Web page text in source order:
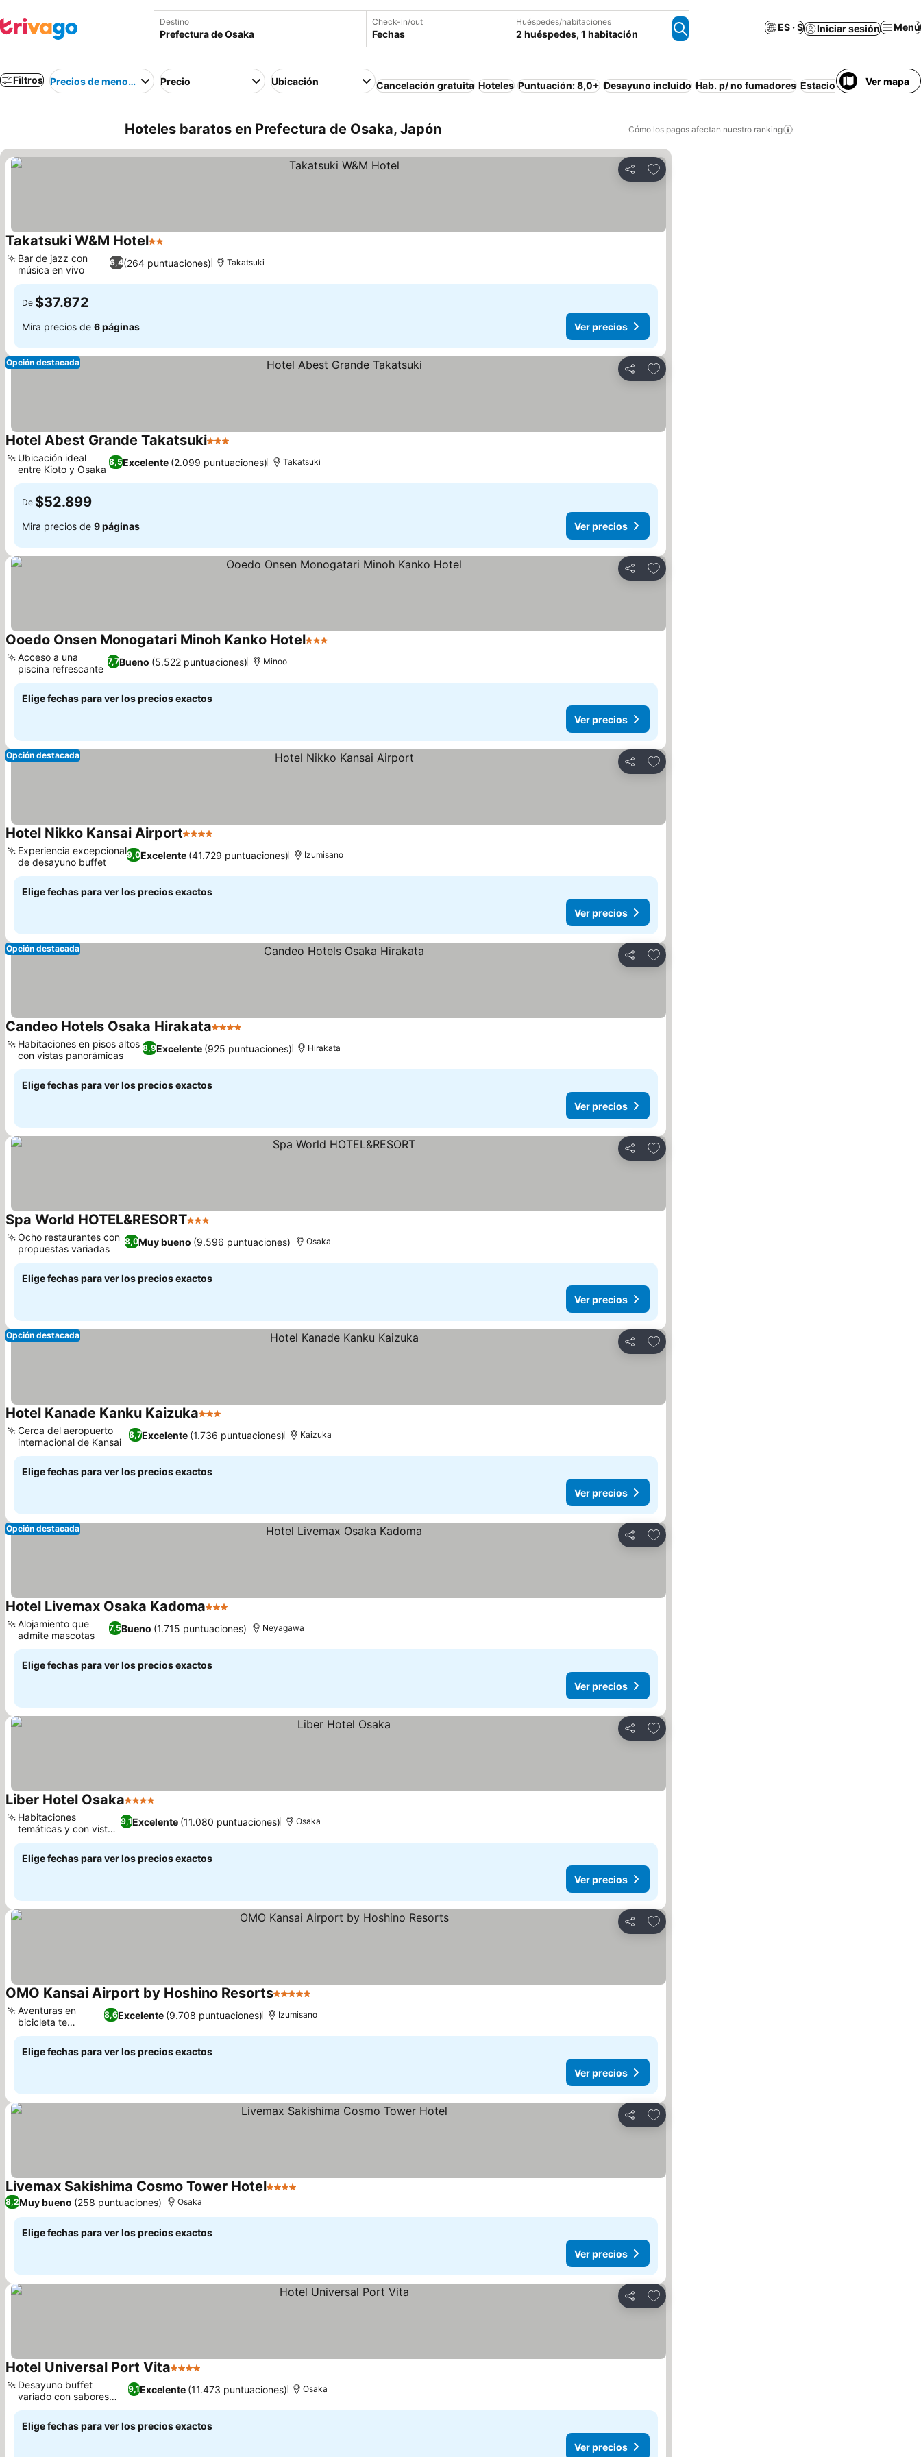
Destino Check-in/out
Fechas
Huéspedes/habitaciones
2 huéspedes, 1 habitación
ES · $ Iniciar sesión Menú
Filtros Precios de menor a mayorPrecio Ubicación Cancelación gratuita Hoteles Puntuación: 8,0+ Desayuno incluido Hab. p/ no fumadores EstacionamientoVer mapa
Hoteles baratos en Prefectura de Osaka, Japón Cómo los pagos afectan nuestro ranking
Compartir
Agregar a favoritos
Takatsuki W&M Hotel2 Estrellas
6,4(264 puntuaciones)
Bar de jazz con
música en vivo
Takatsuki
De $37.872
Mira precios de 6 páginas Ver precios
Compartir
Agregar a favoritos
Opción destacada
Hotel Abest Grande Takatsuki3 Estrellas
8,5Excelente (2.099 puntuaciones)
Ubicación ideal
entre Kioto y Osaka
Takatsuki
De $52.899
Mira precios de 9 páginas Ver precios
Compartir
Agregar a favoritos
Ooedo Onsen Monogatari Minoh Kanko Hotel3 Estrellas
7,7Bueno (5.522 puntuaciones)
Acceso a una
piscina refrescante
Minoo
Elige fechas para ver los precios exactos
Ver precios
Compartir
Agregar a favoritos
Opción destacada
Hotel Nikko Kansai Airport4 Estrellas
9,0Excelente (41.729 puntuaciones)
Experiencia excepcional
de desayuno buffet
Izumisano
Elige fechas para ver los precios exactos
Ver precios
Compartir
Agregar a favoritos
Opción destacada
Candeo Hotels Osaka Hirakata4 Estrellas
8,9Excelente (925 puntuaciones)
Habitaciones en pisos altos
con vistas panorámicas
Hirakata
Elige fechas para ver los precios exactos
Ver precios
Compartir
Agregar a favoritos
Spa World HOTEL&RESORT3 Estrellas
8,0Muy bueno (9.596 puntuaciones)
Ocho restaurantes con
propuestas variadas
Osaka
Elige fechas para ver los precios exactos
Ver precios
Compartir
Agregar a favoritos
Opción destacada
Hotel Kanade Kanku Kaizuka3 Estrellas
8,7Excelente (1.736 puntuaciones)
Cerca del aeropuerto
internacional de Kansai
Kaizuka
Elige fechas para ver los precios exactos
Ver precios
Compartir
Agregar a favoritos
Opción destacada
Hotel Livemax Osaka Kadoma3 Estrellas
7,5Bueno (1.715 puntuaciones)
Alojamiento que
admite mascotas
Neyagawa
Elige fechas para ver los precios exactos
Ver precios
Compartir
Agregar a favoritos
Liber Hotel Osaka4 Estrellas
9,1Excelente (11.080 puntuaciones)
Habitaciones
temáticas y con vistas
al río
Osaka
Elige fechas para ver los precios exactos
Ver precios
Compartir
Agregar a favoritos
OMO Kansai Airport by Hoshino Resorts5 Estrellas
8,6Excelente (9.708 puntuaciones)
Aventuras en
bicicleta te
esperan
Izumisano
Elige fechas para ver los precios exactos
Ver precios
Compartir
Agregar a favoritos
Livemax Sakishima Cosmo Tower Hotel4 Estrellas
8,2Muy bueno (258 puntuaciones) Osaka
Elige fechas para ver los precios exactos
Ver precios
Compartir
Agregar a favoritos
Hotel Universal Port Vita4 Estrellas
9,1Excelente (11.473 puntuaciones)
Desayuno buffet
variado con sabores
locales
Osaka
Elige fechas para ver los precios exactos
Ver precios